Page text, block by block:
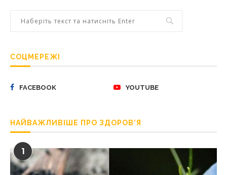
СОЦМЕРЕЖІ
FACEBOOK YOUTUBE
НАЙВАЖЛИВІШЕ ПРО ЗДОРОВ’Я
1